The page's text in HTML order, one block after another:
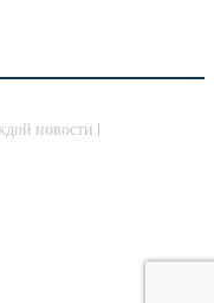
новости |